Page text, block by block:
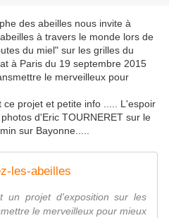
des abeilles nous invite à
à travers le monde lors de
du miel" sur les grilles du
à Paris du 19 septembre 2015
le merveilleux pour
ce projet et petite info ..... L'espoir
d'Eric TOURNERET sur le
sur Bayonne.....
les-abeilles
projet d'exposition sur les
le merveilleux pour mieux